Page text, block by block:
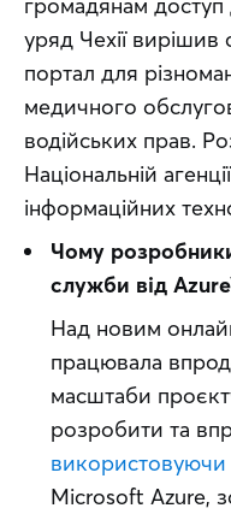
уряд Чехії
портал для
медичного
водійських прав.
Національній
інформаційних
Чому
служби від
Над новим
працювала
масштаби
використовуючи
Microsoft Azure,